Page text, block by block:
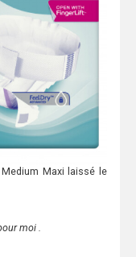
Maxi laissé le
moi .